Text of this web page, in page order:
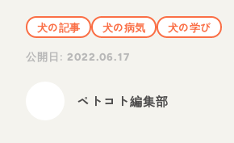
犬の記事 犬の病気
犬の学び
公開日:2022.06.17
ペトコト編集部